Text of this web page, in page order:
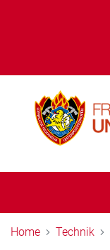
Home Technik